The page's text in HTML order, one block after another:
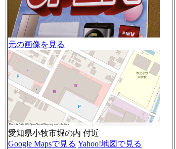
元の画像を見る
愛知県小牧市堀の内 付近
Google Mapsで見る Yahoo!地図で見る